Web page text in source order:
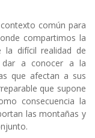
común para
compartimos la
la difícil realidad de
dar a conocer a la
que afectan a sus
que supone
consecuencia la
las montañas y